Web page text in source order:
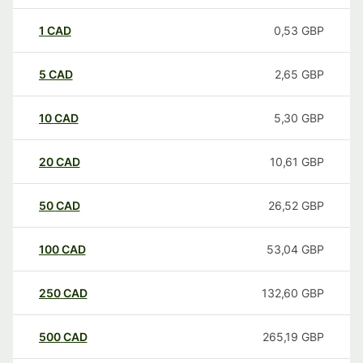
1 CAD 0,53 GBP
5 CAD 2,65 GBP
10CAD 5,30 GBP
20CAD 10,61 GBP
50CAD 26,52 GBP
100CAD 53,04 GBP
250CAD 132,60 GBP
500CAD 265,19 GBP